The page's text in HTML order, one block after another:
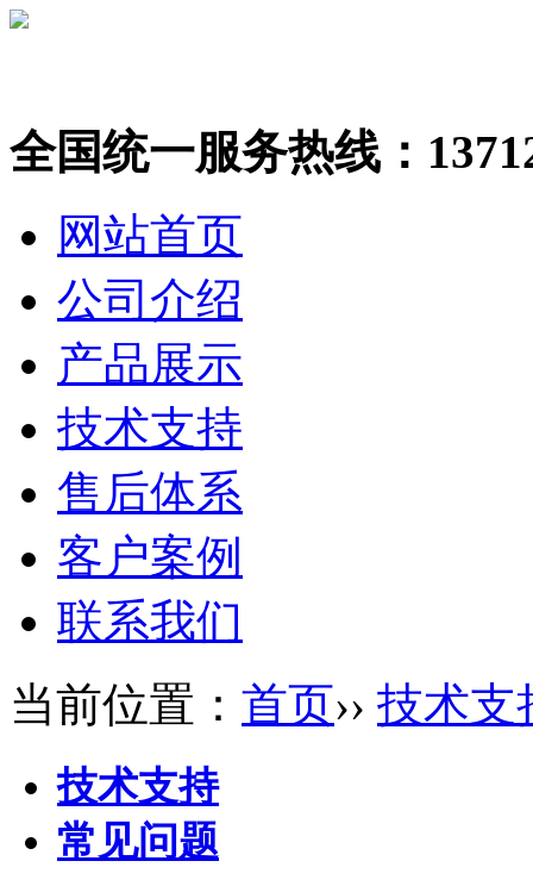
全国统一服务热线：
网站首页
公司介绍
产品展示
技术支持
售后体系
客户案例
联系我们
当前位置： 首页›› 技术支
技术支持
常见问题